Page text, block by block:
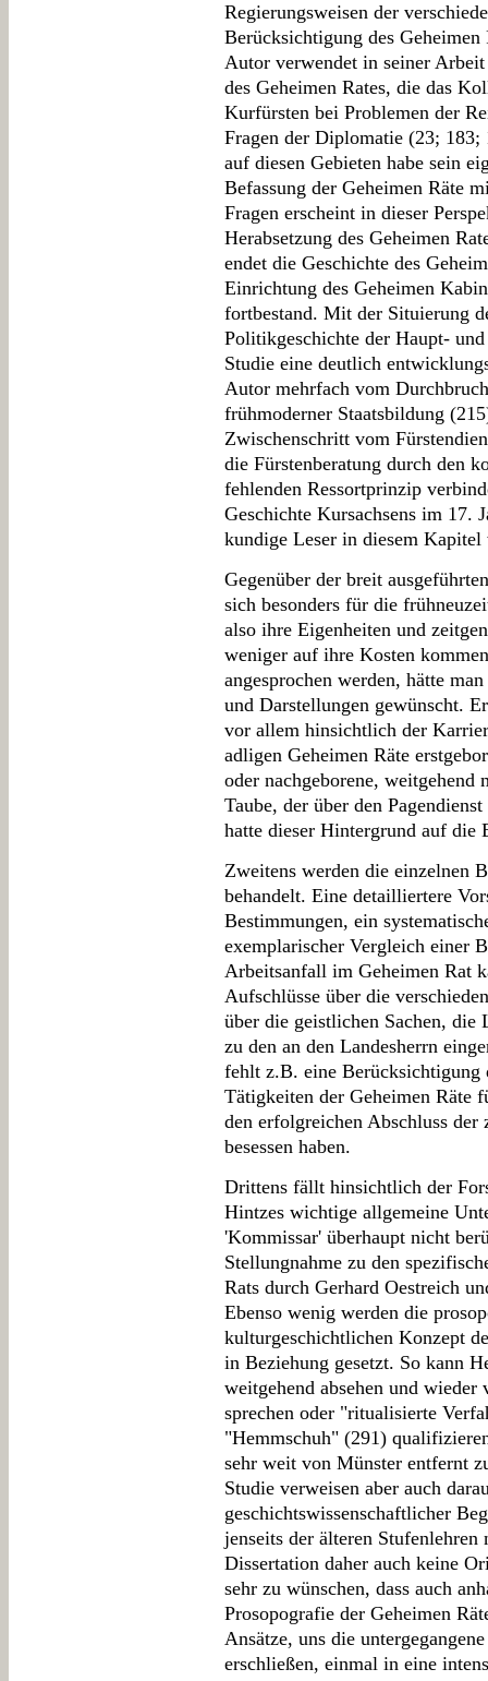
Regierungsweisen der
Berücksichtigung des
Autor verwendet in seiner
des Geheimen Rates, die das
Kurfürsten bei Problemen der
Fragen der Diplomatie (23;
auf diesen Gebieten habe sein
Befassung der Geheimen Räte
Fragen erscheint in dieser
Herabsetzung des Geheimen
endet die Geschichte des
Einrichtung des Geheimen
fortbestand. Mit der Situierung
Politikgeschichte der Haupt-
Studie eine deutlich
Autor mehrfach vom
frühmoderner Staatsbildung
Zwischenschritt vom
die Fürstenberatung durch den
fehlenden Ressortprinzip
Geschichte Kursachsens im 17.
kundige Leser in diesem Kapitel
Gegenüber der breit
sich besonders für die
also ihre Eigenheiten und
weniger auf ihre Kosten
angesprochen werden, hätte
und Darstellungen gewünscht.
vor allem hinsichtlich der
adligen Geheimen Räte
oder nachgeborene,
Taube, der über den
hatte dieser Hintergrund auf die
Zweitens werden die einzelnen
behandelt. Eine detailliertere
Bestimmungen, ein
exemplarischer Vergleich einer
Arbeitsanfall im Geheimen Rat
Aufschlüsse über die
über die geistlichen Sachen,
zu den an den Landesherrn
fehlt z.B. eine Berücksichtigung
Tätigkeiten der Geheimen Räte
den erfolgreichen Abschluss der
besessen haben.
Drittens fällt hinsichtlich der
Hintzes wichtige allgemeine
'Kommissar' überhaupt nicht
Stellungnahme zu den
Rats durch Gerhard Oestreich
Ebenso wenig werden die
kulturgeschichtlichen Konzept
in Beziehung gesetzt. So kann
weitgehend absehen und
sprechen oder "ritualisierte
"Hemmschuh" (291)
sehr weit von Münster entfernt
Studie verweisen aber auch
geschichtswissenschaftlicher
jenseits der älteren
Dissertation daher auch keine
sehr zu wünschen, dass auch
Prosopografie der Geheimen
Ansätze, uns die
erschließen, einmal in eine